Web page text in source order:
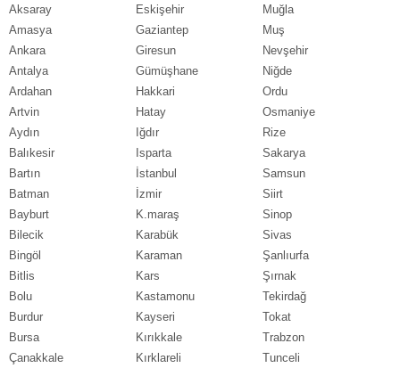
Aksaray
Amasya
Ankara
Antalya
Ardahan
Artvin
Aydın
Balıkesir
Bartın
Batman
Bayburt
Bilecik
Bingöl
Bitlis
Bolu
Burdur
Bursa
Çanakkale
Eskişehir
Gaziantep
Giresun
Gümüşhane
Hakkari
Hatay
Iğdır
Isparta
İstanbul
İzmir
K.maraş
Karabük
Karaman
Kars
Kastamonu
Kayseri
Kırıkkale
Kırklareli
Muğla
Muş
Nevşehir
Niğde
Ordu
Osmaniye
Rize
Sakarya
Samsun
Siirt
Sinop
Sivas
Şanlıurfa
Şırnak
Tekirdağ
Tokat
Trabzon
Tunceli